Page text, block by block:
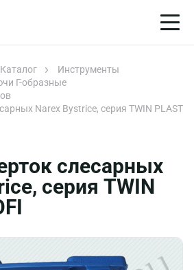
Каталог
Инструменты
Г-образные
Narex Bystrice, серия TWIN PLAST
слесарных
серия TWIN